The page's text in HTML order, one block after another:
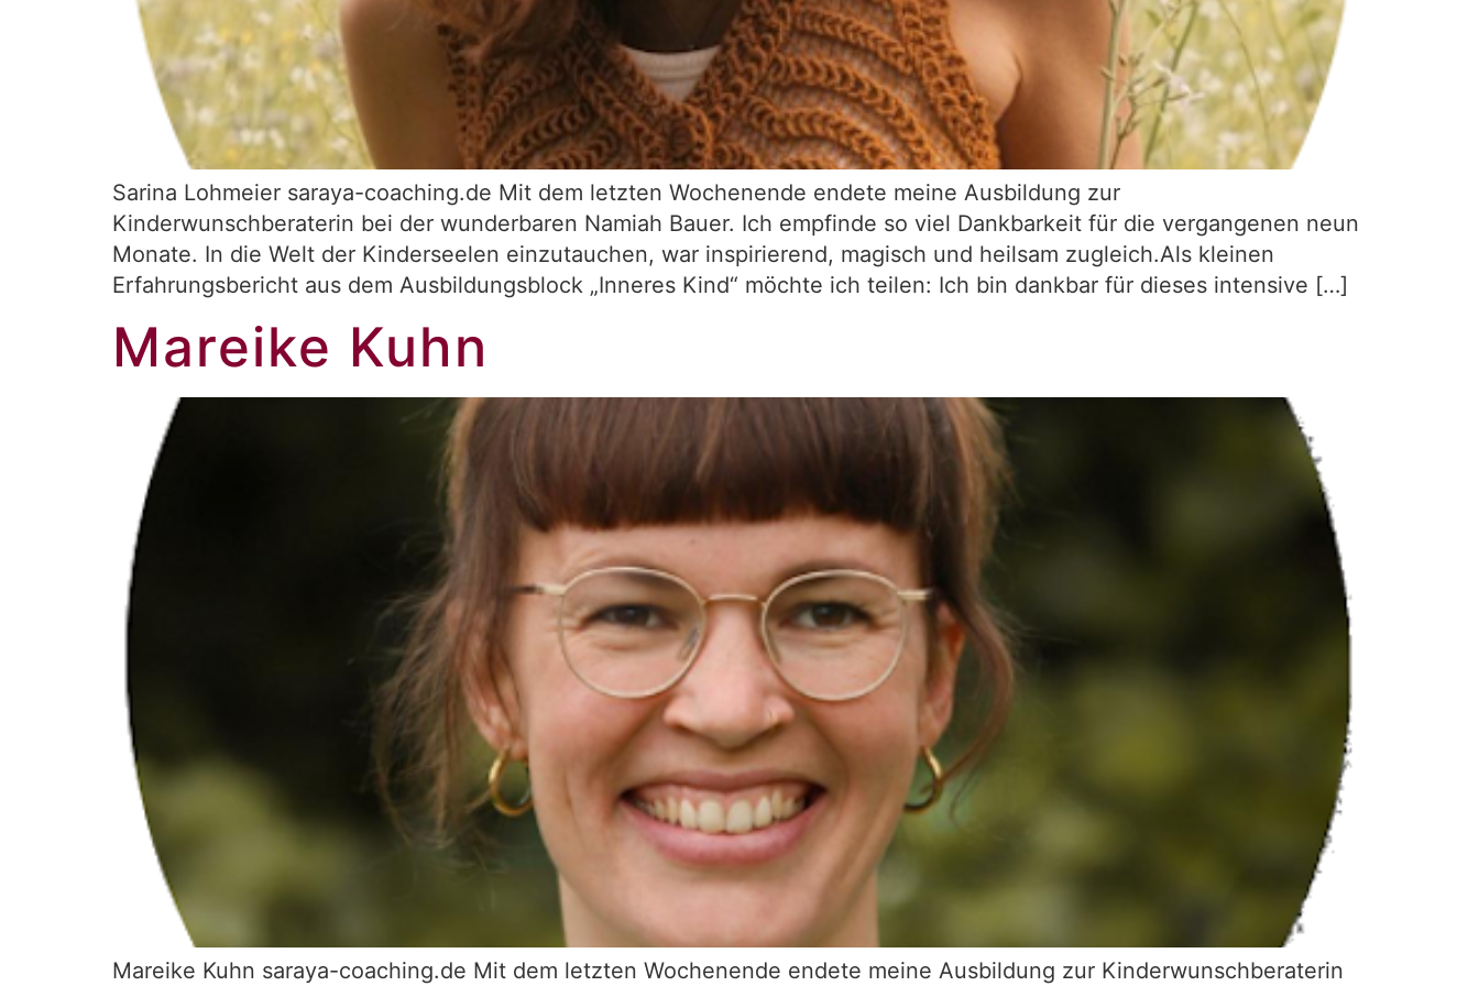
Sarina Lohmeier saraya-coaching.de Mit dem letzten Wochenende endete meine Ausbildung zur
Kinderwunschberaterin bei der wunderbaren Namiah Bauer. Ich empfinde so viel Dankbarkeit für die vergangenen neun
Monate. In die Welt der Kinderseelen einzutauchen, war inspirierend, magisch und heilsam zugleich.Als kleinen
Erfahrungsbericht aus dem Ausbildungsblock „Inneres Kind“ möchte ich teilen: Ich bin dankbar für dieses intensive […]
Mareike Kuhn
Mareike Kuhn saraya-coaching.de Mit dem letzten Wochenende endete meine Ausbildung zur Kinderwunschberaterin